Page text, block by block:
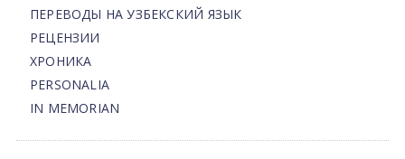
ПЕРЕВОДЫ НА УЗБЕКСКИЙ ЯЗЫК
РЕЦЕНЗИИ
ХРОНИКА
PERSONALIA
IN MEMORIAN